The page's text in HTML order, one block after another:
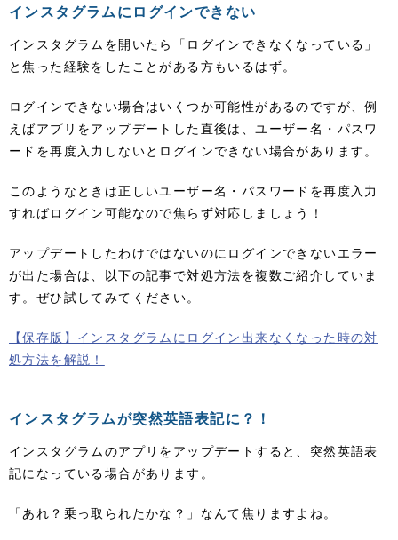
インスタグラムにログインできない
インスタグラムを開いたら「ログインできなくなっている」
と焦った経験をしたことがある方もいるはず。
ログインできない場合はいくつか可能性があるのですが、例
えばアプリをアップデートした直後は、ユーザー名・パスワ
ードを再度入力しないとログインできない場合があります。
このようなときは正しいユーザー名・パスワードを再度入力
すればログイン可能なので焦らず対応しましょう！
アップデートしたわけではないのにログインできないエラー
が出た場合は、以下の記事で対処方法を複数ご紹介していま
す。ぜひ試してみてください。
【保存版】インスタグラムにログイン出来なくなった時の対
処方法を解説！
インスタグラムが突然英語表記に？！
インスタグラムのアプリをアップデートすると、突然英語表
記になっている場合があります。
「あれ？乗っ取られたかな？」なんて焦りますよね。